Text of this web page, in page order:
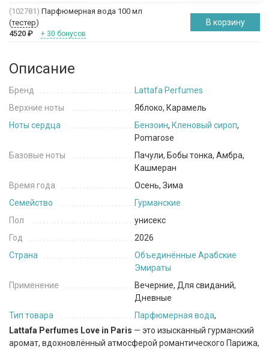
(102781) Парфюмерная вода 100 мл
(тестер)
4520 ₽ + 30 бонусов
В корзину
Описание
Бренд
Lattafa Perfumes
Верхние ноты
Яблоко, Карамель
Ноты сердца
Бензоин, Кленовый сироп,
Pomarose
Базовые ноты
Пачули, Бобы тонка, Амбра,
Кашмеран
Время года
Осень, Зима
Семейство
Гурманские
Пол
унисекс
Год
2026
Страна
Объединённые Арабские
Эмираты
Применение
Вечерние, Для свиданий,
Дневные
Тип товара
Парфюмерная вода,
Lattafa Perfumes Love in Paris — это изысканный гурманский
аромат, вдохновлённый атмосферой романтического Парижа,